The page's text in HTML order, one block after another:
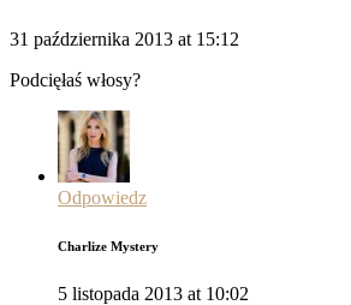
31 października 2013 at 15:12
Podcięłaś włosy?
Odpowiedz
Charlize Mystery
5 listopada 2013 at 10:02